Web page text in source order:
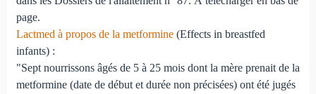
page.
Lactmed à propos de la metformine(Effects in breastfed
infants) :
"Sept nourrissons âgés de 5 à 25 mois dont la mère prenait de la
metformine (date de début et durée non précisées) ont été jugés